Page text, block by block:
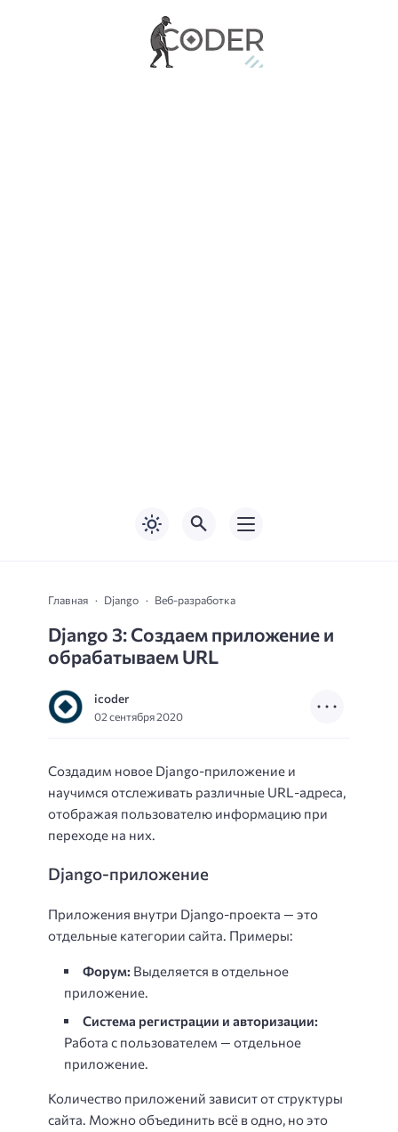
Главная Django Веб-разработка
Django 3: Создаем приложение и
обрабатываем URL
icoder
02 сентября 2020
Создадим новое Django-приложение и
научимся отслеживать различные URL-адреса,
отображая пользователю информацию при
переходе на них.
Django-приложение
Приложения внутри Django-проекта — это
отдельные категории сайта. Примеры:
Форум: Выделяется в отдельное
приложение.
Система регистрации и авторизации:
Работа с пользователем — отдельное
приложение.
Количество приложений зависит от структуры
сайта. Можно объединить всё в одно, но это